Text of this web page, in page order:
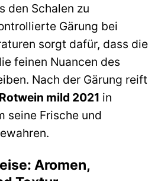
den Schalen zu
Gärung bei
sorgt dafür, dass die
feinen Nuancen des
Nach der Gärung reift
mild 2021 in
seine Frische und
Aromen,